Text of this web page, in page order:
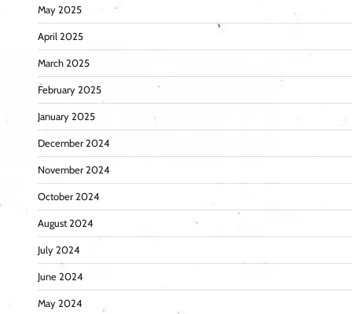
May 2025
April 2025
March 2025
February 2025
January 2025
December 2024
November 2024
October 2024
August 2024
July 2024
June 2024
May 2024